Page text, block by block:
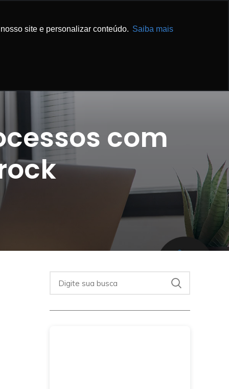
site e personalizar conteúdo. Saiba mais
com